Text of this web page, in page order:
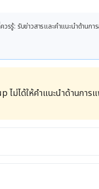
วรรู้: รับข่าวสารและคำแนะนำด้าน
ม่ได้ให้คำแนะนำด้านการ
medlineplus.gov/